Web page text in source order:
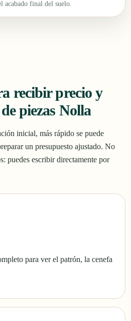
acabado final del suelo.
recibir precio y
piezas Nolla
inicial, más rápido se puede
un presupuesto ajustado. No
puedes escribir directamente por
para ver el patrón, la cenefa